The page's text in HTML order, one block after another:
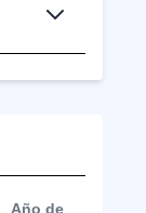
Año de